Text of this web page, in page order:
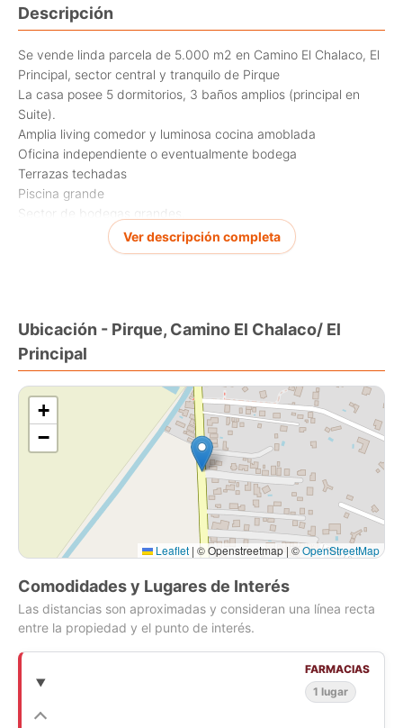
Descripción
Se vende linda parcela de 5.000 m2 en Camino El Chalaco, El
Principal, sector central y tranquilo de Pirque
La casa posee 5 dormitorios, 3 baños amplios (principal en
Suite).
Amplia living comedor y luminosa cocina amoblada
Oficina independiente o eventualmente bodega
Terrazas techadas
Piscina grande
Sector de bodegas grandes.
2 Estacionamientos techados.
Gran galpón en estructura de Fierro
Ver descripción completa
Ubicación - Pirque, Camino El Chalaco/ El
Principal
+
−
Leaflet | © Openstreetmap | ©OpenStreetMap
Comodidades y Lugares de Interés
Las distancias son aproximadas y consideran una línea recta
entre la propiedad y el punto de interés.
FARMACIAS
1 lugar